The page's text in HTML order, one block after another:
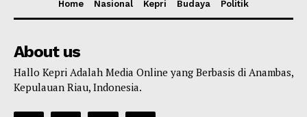
Home Nasional Kepri Budaya Politik
About us
Hallo Kepri Adalah Media Online yang Berbasis di Anambas,
Kepulauan Riau, Indonesia.